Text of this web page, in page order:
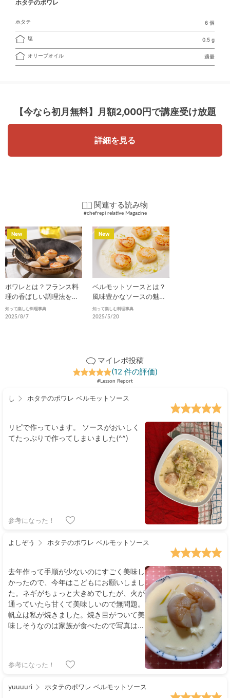
ホタテのポワレ
ホタテ 6 個
塩 0.5 g
オリーブオイル 適量
【今なら初月無料】 月額2,000円で講座受け放題
詳細を見る
関連する読み物
#chefrepi relative Magazine
ポワレとは？フランス料
理の香ばしい調理法を徹
底解説
知って楽しむ料理事典
2025/8/7
New
ベルモットソースとは？
風味豊かなソースの魅力
と活用法を徹底解説
知って楽しむ料理事典
2025/5/20
New
マイレポ投稿
(12 件の評価)
#Lesson Report
し ホタテのポワレ ベルモットソース
リピで作っています。 ソースがおいしく
てたっぷりで作ってしまいました(^^)
参考になった！
よしぞう ホタテのポワレ ベルモットソース
去年作って手順が少ないのにすごく美味し
かったので、今年はこどもにお願いしまし
た。ネギがちょっと大きめでしたが、火が
通っていたら甘くて美味しいので無問題。
帆立は私が焼きました。焼き目がついて美
味しそうなのは家族が食べたので写真は微
参考になった！
yuuuuri ホタテのポワレ ベルモットソース